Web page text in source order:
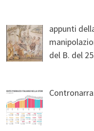
appunti
del B. del